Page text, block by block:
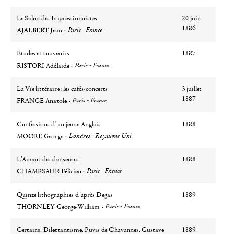
Le Salon des Impressionnistes
Auteur
AJALBERT Jean
Ville Paris - France
20 juin
1886
Etudes et souvenirs
Auteur
RISTORI Adélaïde
Ville Paris - France
1887
La Vie littéraire: les cafés-concerts
Auteur
FRANCE Anatole
Ville Paris - France
3 juillet
1887
Confessions d’un jeune Anglais
Auteur
MOORE George
Ville Londres - Royaume-Uni
1888
L’Amant des danseuses
Auteur
CHAMPSAUR Félicien
Ville Paris - France
1888
Quinze lithographies d’après Degas
Auteur
THORNLEY George-William
Ville Paris - France
1889
Certains. Dilettantisme. Puvis de Chavannes. Gustave
1889